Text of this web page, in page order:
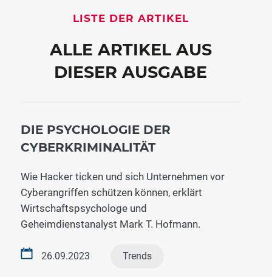
LISTE DER ARTIKEL
ALLE ARTIKEL AUS
DIESER AUSGABE
DIE PSYCHOLOGIE DER
CYBERKRIMINALITÄT
Wie Hacker ticken und sich Unternehmen vor
Cyberangriffen schützen können, erklärt
Wirtschaftspsychologe und
Geheimdienstanalyst Mark T. Hofmann.
26.09.2023 Trends